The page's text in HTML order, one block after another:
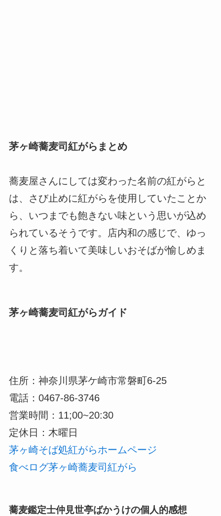
茅ヶ崎蕎麦司紅がらまとめ
蕎麦屋さんにしては変わった名前の紅がらと
は、さび止めに紅がらを使用していたことか
ら、いつまでも飽きない味という思いが込め
られているそうです。店内和の感じで、ゆっ
くりと落ち着いて美味しいおそばが愉しめま
す。
茅ヶ崎蕎麦司紅がらガイド
住所：神奈川県茅ケ崎市常磐町6-25
電話：0467-86-3746
営業時間：11;00~20:30
定休日：木曜日
茅ヶ崎そば処紅がらホームページ
食べログ茅ヶ崎蕎麦司紅がら
蕎麦鑑定士仲見世亭ばかうけの個人的感想